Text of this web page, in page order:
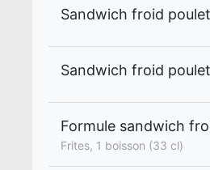
Sandwich froid
Sandwich froid
Formule sandwich
Frites, 1 boisson (33 cl)